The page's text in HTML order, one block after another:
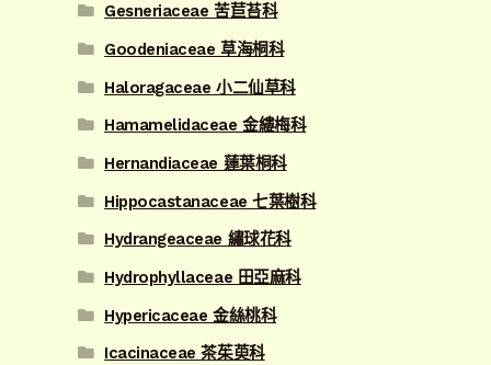
Gesneriaceae 苦苣苔科
Goodeniaceae 草海桐科
Haloragaceae 小二仙草科
Hamamelidaceae 金縷梅科
Hernandiaceae 蓮葉桐科
Hippocastanaceae 七葉樹科
Hydrangeaceae 繡球花科
Hydrophyllaceae 田亞麻科
Hypericaceae 金絲桃科
Icacinaceae 茶茱萸科